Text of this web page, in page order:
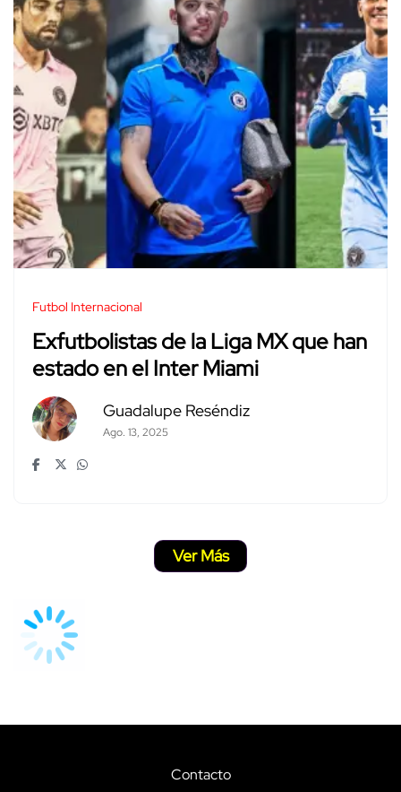
Futbol Internacional
Exfutbolistas de la Liga MX que han
estado en el Inter Miami
Guadalupe Reséndiz
Ago. 13, 2025
Ver Más
Contacto